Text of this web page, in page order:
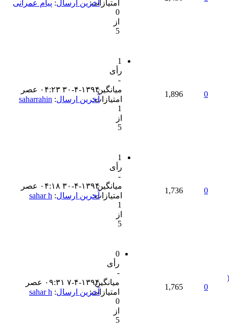
امتیازات:
0
از
5
آخرین ارسال: پیام عمرانی
0
1,896
1
رأی
-
میانگین
امتیازات:
1
از
5
۳۰-۴-۱۳۹۴ ۰۴:۲۳ عصر
آخرین ارسال:
saharrahin
0
1,736
1
رأی
-
میانگین
امتیازات:
1
از
5
۳۰-۴-۱۳۹۴ ۰۴:۱۸ عصر
آخرین ارسال:
sahar h
0
1,765
0
رأی
-
میانگین
امتیازات:
0
از
5
۷-۴-۱۳۹۴ ۰۹:۳۱ عصر
آخرین ارسال:
sahar h